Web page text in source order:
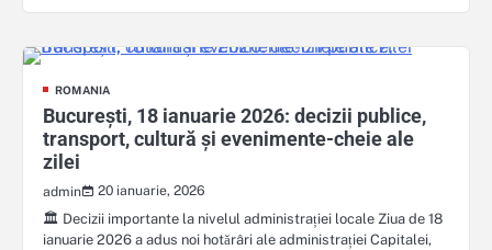
ROMANIA
București, 18 ianuarie 2026: decizii publice,
transport, cultură și evenimente-cheie ale
zilei
admin
20 ianuarie, 2026
🏛️ Decizii importante la nivelul administrației locale Ziua de 18
ianuarie 2026 a adus noi hotărâri ale administrației Capitalei,